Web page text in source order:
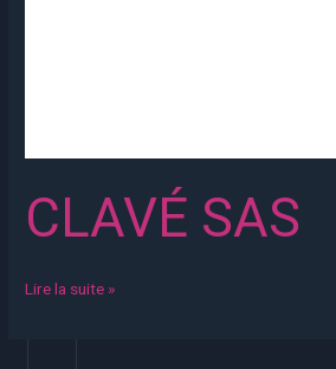
CLAVÉ SAS
Lire la suite »